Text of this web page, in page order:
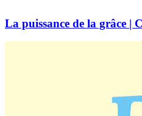
La puissance de la grâce |